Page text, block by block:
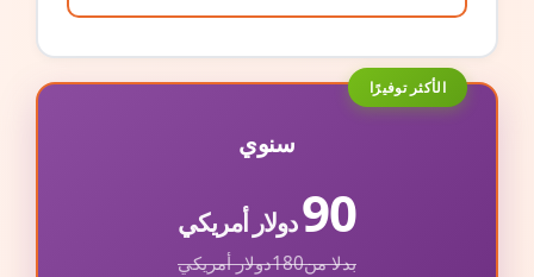
الأكثر توفيرًا
سنوي
90دولار أمريكي
بدلا من180دولار أمريكي